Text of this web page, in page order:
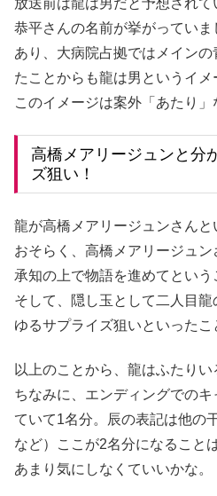
恭平さんの名前が挙がってい
あり、大病院占拠ではメイン
たことからも龍は男というイメ
このイメージは案外「あたり」
高橋メアリージュンと分
ズ狙い！
龍が高橋メアリージュンさんと
おそらく、高橋メアリージュ
承知の上で物語を進めてという
そして、隠し玉として二人目
ゆるサプライズ狙いといったこ
以上のことから、龍はふたりい
ちなみに、エンディングでの
ていて1名分。辰の表記は他の
など）ここが2名分になること
あまり気にしなくていいかな。